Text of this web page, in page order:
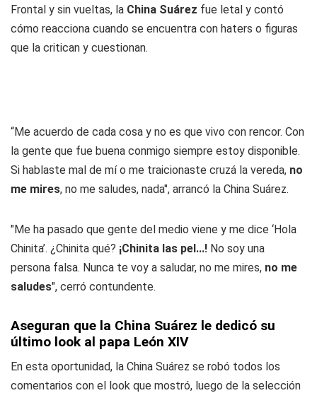
Frontal y sin vueltas, la China Suárez fue letal y contó
cómo reacciona cuando se encuentra con haters o figuras
que la critican y cuestionan.
“Me acuerdo de cada cosa y no es que vivo con rencor. Con
la gente que fue buena conmigo siempre estoy disponible.
Si hablaste mal de mí o me traicionaste cruzá la vereda, no
me mires, no me saludes, nada", arrancó la China Suárez.
"Me ha pasado que gente del medio viene y me dice ‘Hola
Chinita’. ¿Chinita qué? ¡Chinita las pel...! No soy una
persona falsa. Nunca te voy a saludar, no me mires, no me
saludes", cerró contundente.
Aseguran que la China Suárez le dedicó su
último look al papa León XIV
En esta oportunidad, la China Suárez se robó todos los
comentarios con el look que mostró, luego de la selección